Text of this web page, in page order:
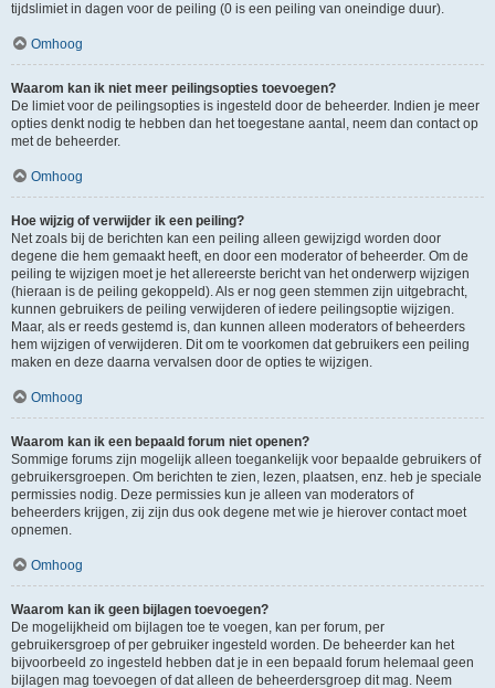
tijdslimiet in dagen voor de peiling (0 is een peiling van oneindige duur).
Omhoog
Waarom kan ik niet meer peilingsopties toevoegen?
De limiet voor de peilingsopties is ingesteld door de beheerder. Indien je meer
opties denkt nodig te hebben dan het toegestane aantal, neem dan contact op
met de beheerder.
Omhoog
Hoe wijzig of verwijder ik een peiling?
Net zoals bij de berichten kan een peiling alleen gewijzigd worden door
degene die hem gemaakt heeft, en door een moderator of beheerder. Om de
peiling te wijzigen moet je het allereerste bericht van het onderwerp wijzigen
(hieraan is de peiling gekoppeld). Als er nog geen stemmen zijn uitgebracht,
kunnen gebruikers de peiling verwijderen of iedere peilingsoptie wijzigen.
Maar, als er reeds gestemd is, dan kunnen alleen moderators of beheerders
hem wijzigen of verwijderen. Dit om te voorkomen dat gebruikers een peiling
maken en deze daarna vervalsen door de opties te wijzigen.
Omhoog
Waarom kan ik een bepaald forum niet openen?
Sommige forums zijn mogelijk alleen toegankelijk voor bepaalde gebruikers of
gebruikersgroepen. Om berichten te zien, lezen, plaatsen, enz. heb je speciale
permissies nodig. Deze permissies kun je alleen van moderators of
beheerders krijgen, zij zijn dus ook degene met wie je hierover contact moet
opnemen.
Omhoog
Waarom kan ik geen bijlagen toevoegen?
De mogelijkheid om bijlagen toe te voegen, kan per forum, per
gebruikersgroep of per gebruiker ingesteld worden. De beheerder kan het
bijvoorbeeld zo ingesteld hebben dat je in een bepaald forum helemaal geen
bijlagen mag toevoegen of dat alleen de beheerdersgroep dit mag. Neem